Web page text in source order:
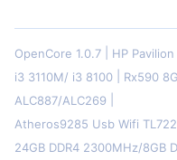
OpenCore 1.0.7 HP Pavilion
i3 3110M/ i3 8100
Rx590
ALC887/ALC269
Atheros9285 Usb Wifi
24GB DDR4 2300MHz/8GB